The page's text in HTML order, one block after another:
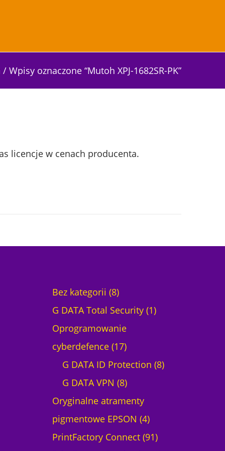
/ Wpisy oznaczone “Mutoh XPJ-1682SR-PK”
licencje w cenach producenta.
Bez kategorii 88
p
r
o
d
u
k
t
ó
G DATA Total Security 11
o
t
Oprogramowanie
cyberdefence 171
7
p
r
o
d
G DATA ID Protection 88
G DATA VPN 88
p
r
o
Oryginalne atramenty
pigmentowe EPSON 44
p
PrintFactory Connect 919